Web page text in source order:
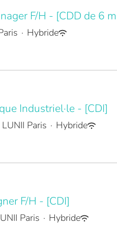
F/H - [CDD de 6
· Hybride
Industriel·le - [CDI]
LUNII Paris · Hybride
F/H - [CDI]
Paris · Hybride